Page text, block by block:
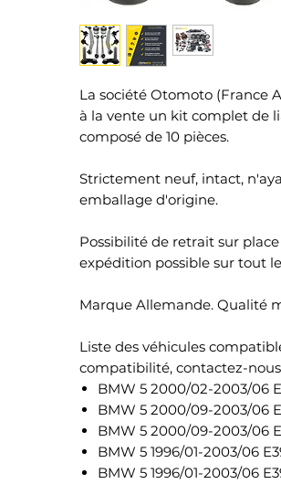
La société Otomoto (France
à la vente un kit complet de
composé de 10 pièces.
Strictement neuf, intact,
emballage d'origine.
Possibilité de retrait sur
expédition possible sur tout
Marque Allemande. Qualité
Liste des véhicules
compatibilité, contactez-
BMW 5 2000/02-2003/06
BMW 5 2000/09-2003/06
BMW 5 2000/09-2003/06
BMW 5 1996/01-2003/06
BMW 5 1996/01-2003/06